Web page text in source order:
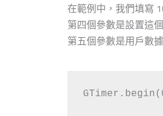
在範例中，我們填寫
第四個參數是設置這
第五個參數是用戶數